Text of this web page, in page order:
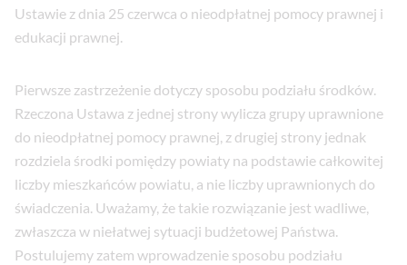
Ustawie z dnia 25 czerwca o nieodpłatnej pomocy prawnej i
edukacji prawnej.
Pierwsze zastrzeżenie dotyczy sposobu podziału środków.
Rzeczona Ustawa z jednej strony wylicza grupy uprawnione
do nieodpłatnej pomocy prawnej, z drugiej strony jednak
rozdziela środki pomiędzy powiaty na podstawie całkowitej
liczby mieszkańców powiatu, a nie liczby uprawnionych do
świadczenia. Uważamy, że takie rozwiązanie jest wadliwe,
zwłaszcza w niełatwej sytuacji budżetowej Państwa.
Postulujemy zatem wprowadzenie sposobu podziału